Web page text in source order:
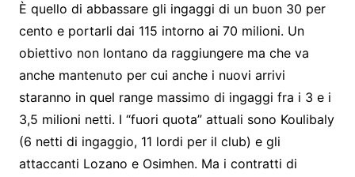
È quello di abbassare gli ingaggi di un buon 30 per
cento e portarli dai 115 intorno ai 70 milioni. Un
obiettivo non lontano da raggiungere ma che va
anche mantenuto per cui anche i nuovi arrivi
staranno in quel range massimo di ingaggi fra i 3 e i
3,5 milioni netti. I “fuori quota” attuali sono Koulibaly
(6 netti di ingaggio, 11 lordi per il club) e gli
attaccanti Lozano e Osimhen. Ma i contratti di